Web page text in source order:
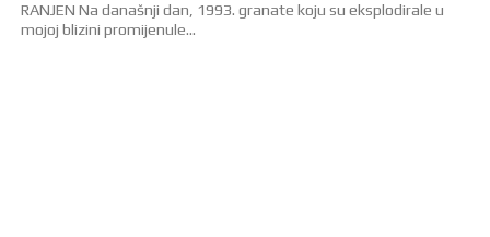
RANJEN Na današnji dan, 1993. granate koju su eksplodirale u
mojoj blizini promijenule...